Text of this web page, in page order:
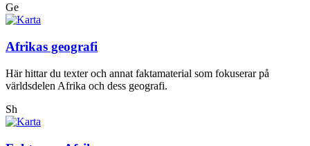
Ge
Afrikas geografi
Här hittar du texter och annat faktamaterial som fokuserar på
världsdelen Afrika och dess geografi.
Sh